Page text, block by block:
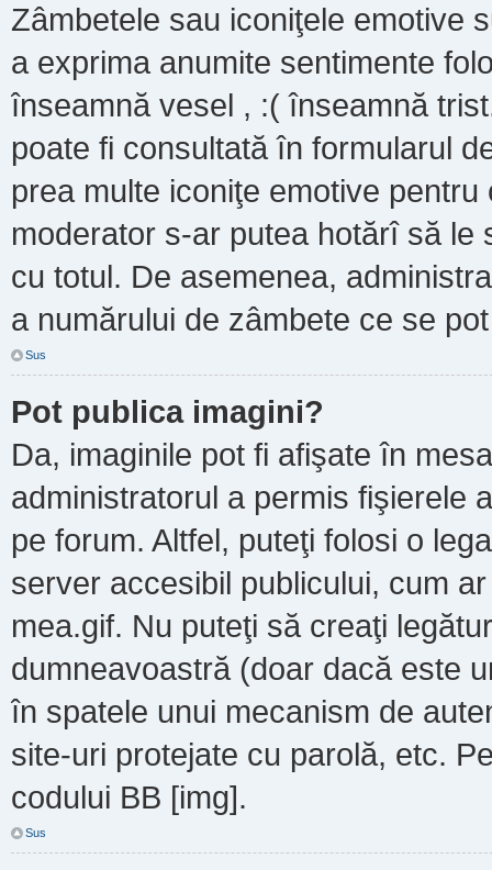
Zâmbetele sau iconiţele emotive
a exprima anumite sentimente
înseamnă vesel , :( înseamnă
poate fi consultată în formularul
prea multe iconiţe emotive
moderator s-ar putea hotărî să
cu totul. De asemenea,
a numărului de zâmbete ce se
Sus
Pot publica imagini?
Da, imaginile pot fi afişate în
administratorul a permis fişierele
pe forum. Altfel, puteţi folosi o
server accesibil publicului, cum
mea.gif. Nu puteţi să creaţi
dumneavoastră (doar dacă este
în spatele unui mecanism de
site-uri protejate cu parolă, etc.
codului BB [img].
Sus